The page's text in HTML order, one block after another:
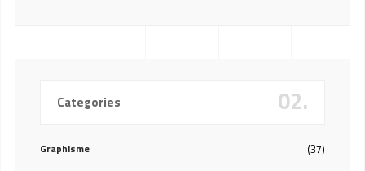
Categories 02.
Graphisme (37)